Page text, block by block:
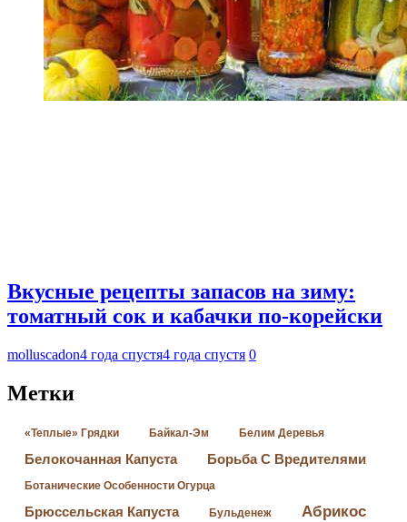
Вкусные рецепты запасов на зиму:
томатный сок и кабачки по-корейски
molluscadon4 года спустя4 года спустя 0
Метки
«Теплые» Грядки Байкал-Эм Белим Деревья
Белокочанная Капуста Борьба С Вредителями
Ботанические Особенности Огурца
Брюссельская Капуста Бульденеж Абрикос